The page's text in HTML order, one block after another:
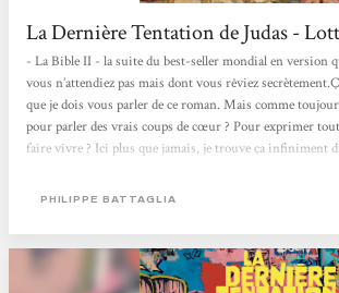
La Dernière Tentation de Judas -
- La Bible II - la suite du best-seller mondial en version
vous n’attendiez pas mais dont vous rêviez
que je dois vous parler de ce roman. Mais comme
pour parler des vrais coups de cœur ? Pour exprimer
faire vivre ? Ici plus que jamais, je trouve ça infiniment
références tous azimuts et de réécriture ultra païenne.
PHILIPPE BATTAGLIA